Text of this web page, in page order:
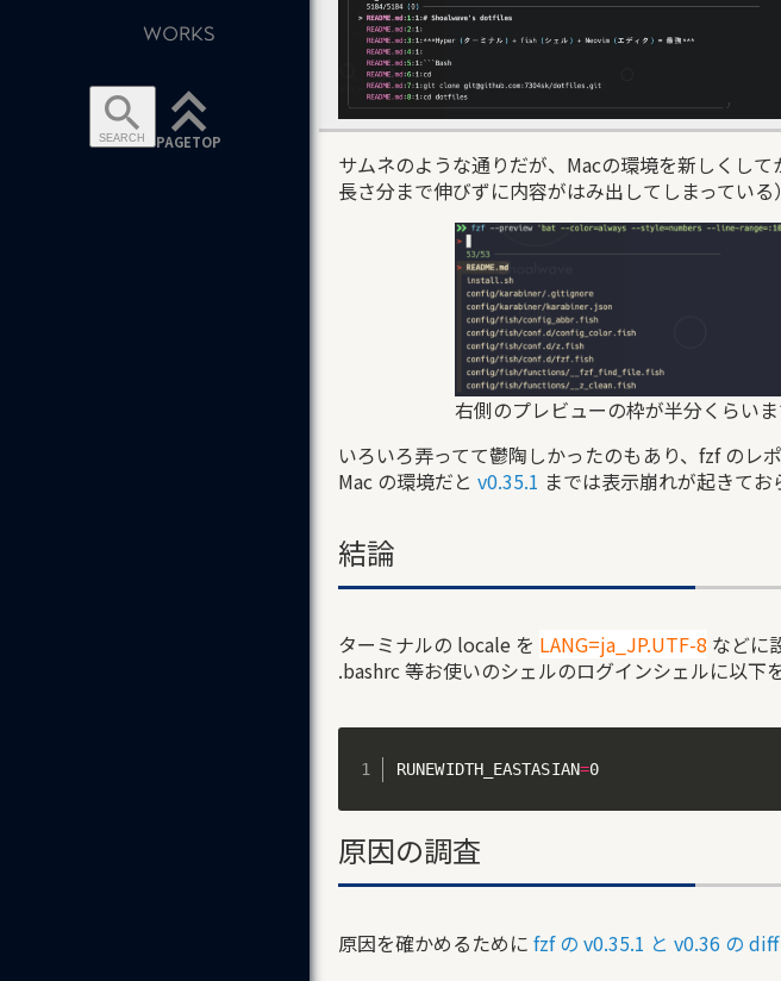
WORKS
search
SEARCH keyboard_double_arrow_up
PAGETOP
サムネのような通りだが、Macの環境を新しくし
長さ分まで伸びずに内容がはみ出してしまっている
右側のプレビューの枠が半分くらい
いろいろ弄ってて鬱陶しかったのもあり、fzf のレ
Mac の環境だと v0.35.1 までは表示崩れが起きてお
結論
ターミナルの locale を LANG=ja_JP.UTF-8 などに
.bashrc 等お使いのシェルのログインシェルに以下
RUNEWIDTH_EASTASIAN=0
原因の調査
原因を確かめるために fzf の v0.35.1 と v0.36 の diff